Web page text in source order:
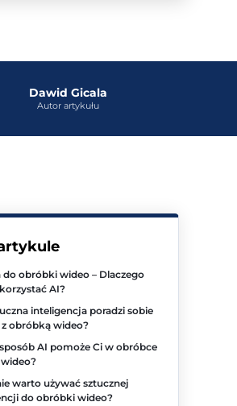
Dawid Gicala
Autor artykułu
do obróbki wideo – Dlaczego
AI?
inteligencja poradzi sobie
obróbką wideo?
AI pomoże Ci w obróbce
warto używać sztucznej
do obróbki wideo?